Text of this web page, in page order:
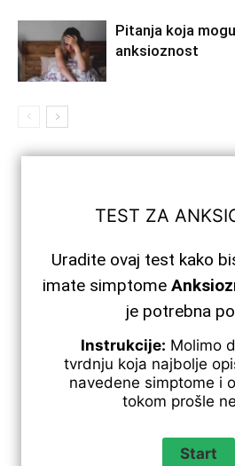
Pitanja koja
anksioznost
TEST ZA
Uradite ovaj test kako
imate simptome
je potrebna
Instrukcije: Molimo
tvrdnju koja najbolje
navedene simptome i
tokom prošle